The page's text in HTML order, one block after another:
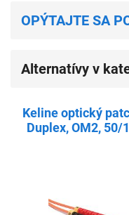
OPÝTAJTE SA
Alternatívy v
Keline optický
Duplex, OM2, 50/